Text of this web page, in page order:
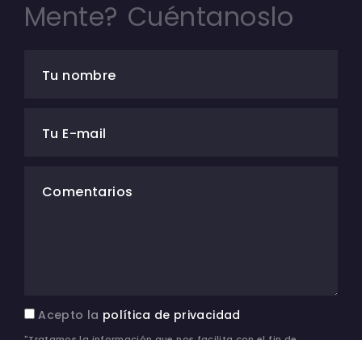
Mente? Cuéntanoslo
Tu nombre
Tu E-mail
Comentarios
Acepto la política de privacidad